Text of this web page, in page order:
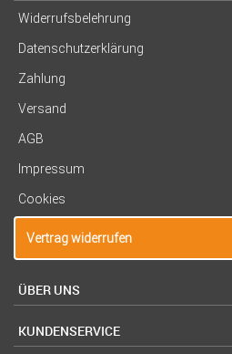
Widerrufsbelehrung
Datenschutzerklärung
Zahlung
Versand
AGB
Impressum
Cookies
Vertrag widerrufen
ÜBER UNS
KUNDENSERVICE